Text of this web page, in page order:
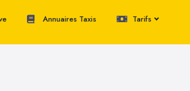
Annuaires Taxis Tarifs